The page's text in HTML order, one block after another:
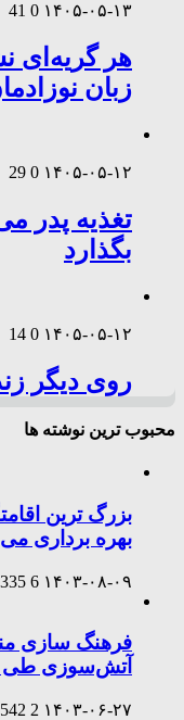
۱۴۰۵-۰۵-۱۳ 0
41
هر گریه‌ای
زبان
۱۴۰۵-۰۵-۱۲ 0
29
تغذیه پدر
بگذارد
۱۴۰۵-۰۵-۱۲ 0
14
روی دیگر
محبوب ترین نوشته ها
بزرگ ترین
بهره برداری
۱۴۰۳-۰۸-۰۹ 6
آتش‌سوزی طی
۱۴۰۳-۰۶-۲۷ 2